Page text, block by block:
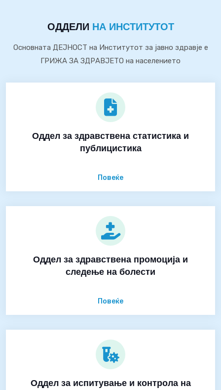
ОДДЕЛИ НА ИНСТИТУТОТ
Основната ДЕЈНОСТ на Институтот за јавно здравје е
ГРИЖА ЗА ЗДРАВЈЕТО на населението
Оддел за здравствена статистика и
публицистика
Повеќе
Оддел за здравствена промоција и
следење на болести
Повеќе
Оддел за испитување и контрола на